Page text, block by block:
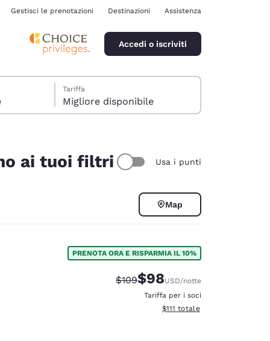
Gestisci le prenotazioni Destinazioni Assistenza
Accedi o iscriviti
Tariffa
Migliore disponibile
ai tuoi filtri Usa i punti
Map
PRENOTA ORA E RISPARMIA IL 10%
Tariffa di barratura:
$109Tariffa scontata:
$98USD/notte
Tariffa per i soci
Visualizza i dettagli totali
$111 totale